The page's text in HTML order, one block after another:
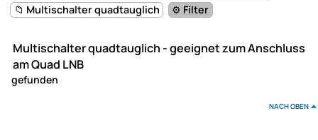
🏠 SHOP 📁 📡 Satellitentechnik
📁 Multischalter
MULTISCHALTER 5/8
MULTISCHALTER 5/20
Multischalter quadtauglich - geeignet zum
am Quad LNB